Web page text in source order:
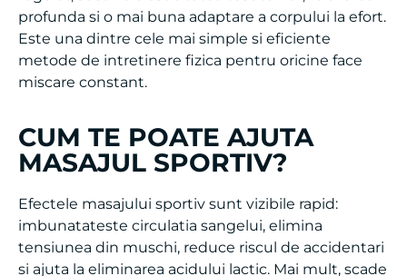
Este una dintre cele mai simple si eficiente
metode de intretinere fizica pentru oricine face
miscare constant.
MASAJUL SPORTIV?
Efectele masajului sportiv sunt vizibile rapid:
imbunatateste circulatia sangelui, elimina
tensiunea din muschi, reduce riscul de accidentari
si ajuta la eliminarea acidului lactic. Mai mult, scade
timpul de recuperare, ceea ce inseamna